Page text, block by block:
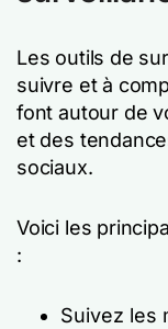
Les outils de
suivre et à
font autour de
et des
sociaux.
Voici les
:
Suivez les